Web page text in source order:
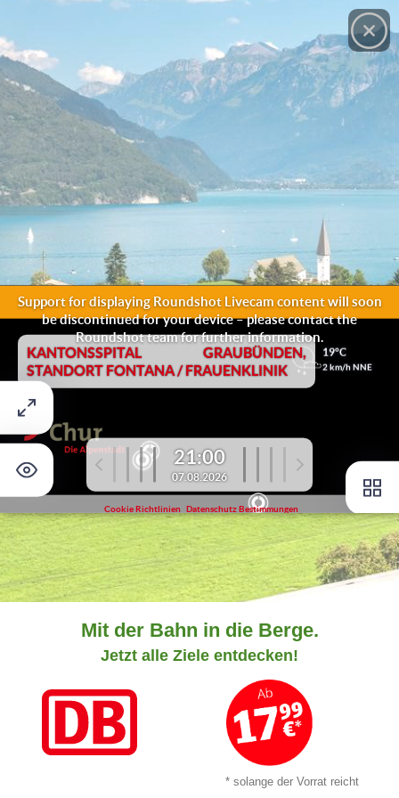
© Roundshot
Mit der Bahn in die Berge.
Jetzt alle Ziele entdecken!
* solange der Vorrat reicht